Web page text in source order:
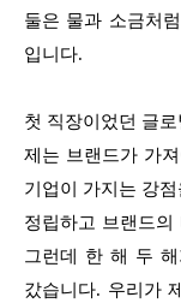
둘은 물과 소금처
입니다.
첫 직장이었던 글
제는 브랜드가 가
기업이 가지는 강
정립하고 브랜드
그런데 한 해 두 해
갔습니다. 우리가